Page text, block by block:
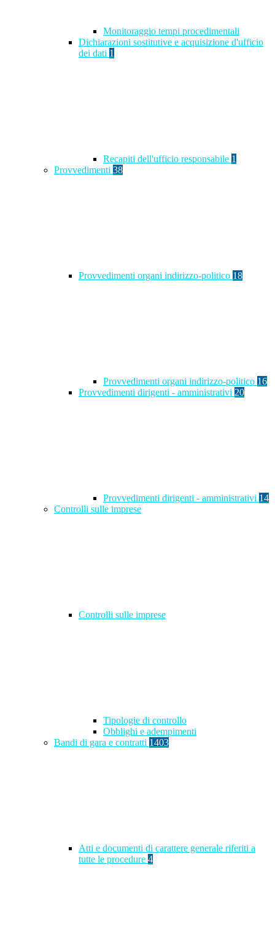
Monitoraggio tempi procedimentali
Dichiarazioni sostitutive e acquisizione d'ufficio
dei dati 1
Recapiti dell'ufficio responsabile 1
Provvedimenti 38
Provvedimenti organi indirizzo-politico 18
Provvedimenti organi indirizzo-politico 16
Provvedimenti dirigenti - amministrativi 20
Provvedimenti dirigenti - amministrativi 14
Controlli sulle imprese
Controlli sulle imprese
Tipologie di controllo
Obblighi e adempimenti
Bandi di gara e contratti 1403
Atti e documenti di carattere generale riferiti a
tutte le procedure 4